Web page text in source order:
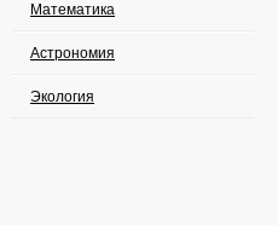
Математика
Астрономия
Экология